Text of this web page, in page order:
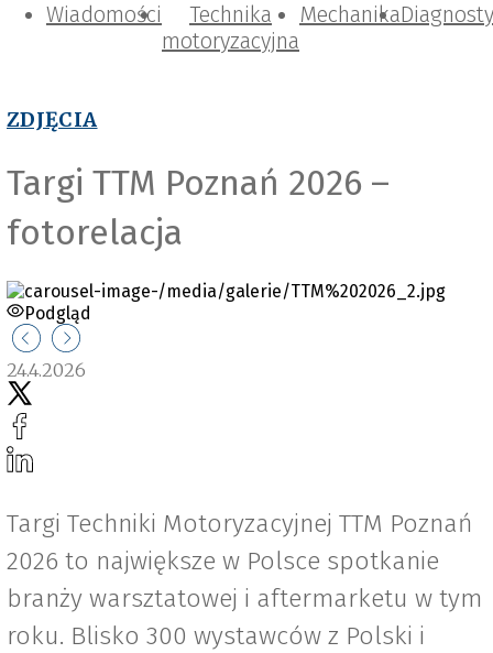
Wiadomości
Technika
motoryzacyjna
Mechanika
ZDJĘCIA
Targi TTM Poznań 2026 –
fotorelacja
Podgląd
24.4.2026
Targi Techniki Motoryzacyjnej TTM Poznań
2026 to największe w Polsce spotkanie
branży warsztatowej i aftermarketu w tym
roku. Blisko 300 wystawców z Polski i